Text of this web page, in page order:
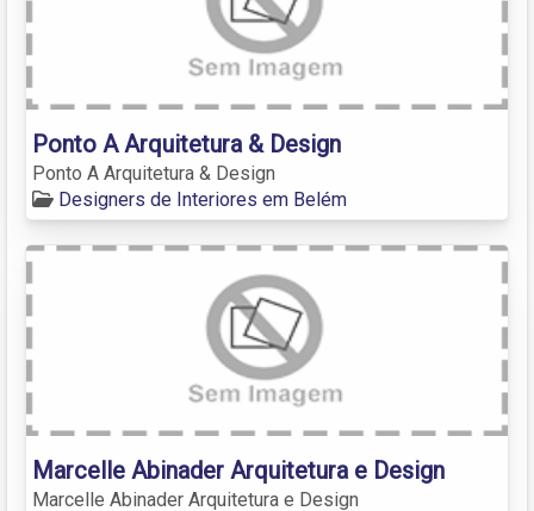
Ponto A Arquitetura & Design
Ponto A Arquitetura & Design
Designers de Interiores em Belém
Marcelle Abinader Arquitetura e Design
Marcelle Abinader Arquitetura e Design